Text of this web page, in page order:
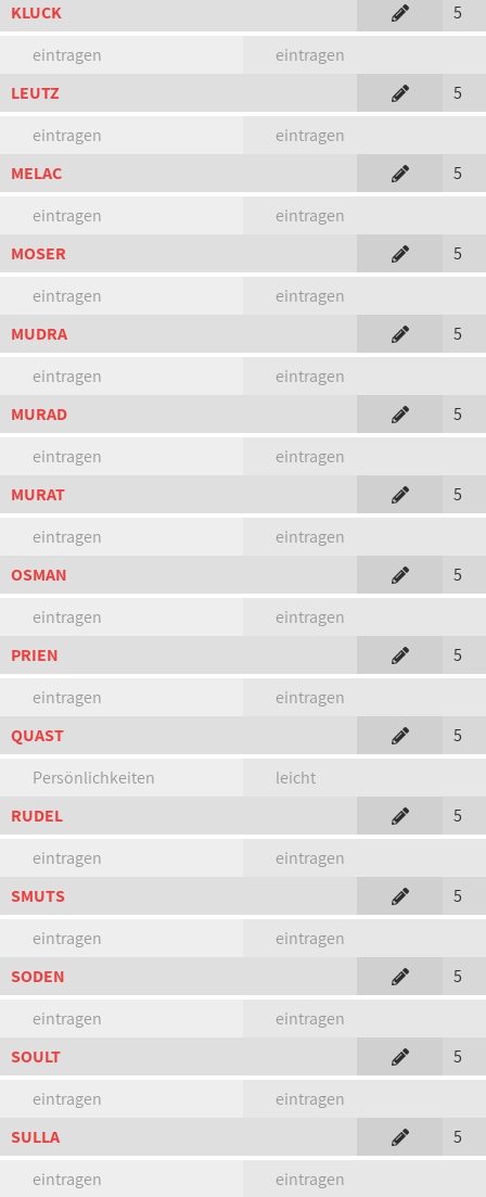
KLUCK
5
eintragen
eintragen
LEUTZ
5
eintragen
eintragen
MELAC
5
eintragen
eintragen
MOSER
5
eintragen
eintragen
MUDRA
5
eintragen
eintragen
MURAD
5
eintragen
eintragen
MURAT
5
eintragen
eintragen
OSMAN
5
eintragen
eintragen
PRIEN
5
eintragen
eintragen
QUAST
5
Persönlichkeiten
leicht
RUDEL
5
eintragen
eintragen
SMUTS
5
eintragen
eintragen
SODEN
5
eintragen
eintragen
SOULT
5
eintragen
eintragen
SULLA
5
eintragen
eintragen